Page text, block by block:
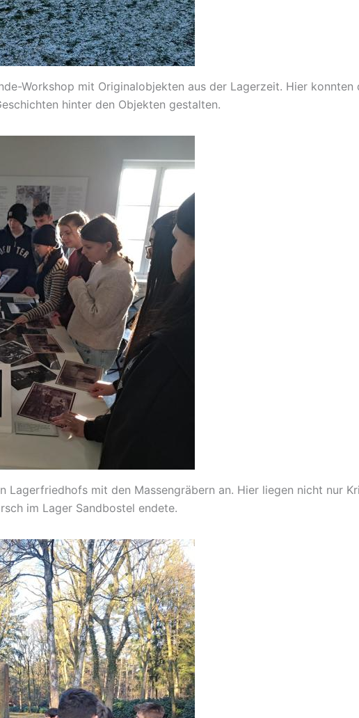
Workshop mit Originalobjekten aus der Lagerzeit. Hier konnten
hinter den Objekten gestalten.
Lagerfriedhofs mit den Massengräbern an. Hier liegen nicht nur
im Lager Sandbostel endete.